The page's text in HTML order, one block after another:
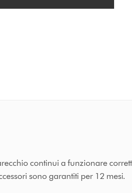
continui a funzionare
sono garantiti per 12 mesi.